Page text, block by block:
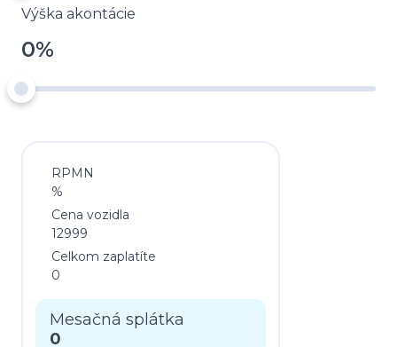
Výška akontácie
0%
RPMN
%
Cena vozidla
12999
Celkom zaplatíte
0
Mesačná splátka
0